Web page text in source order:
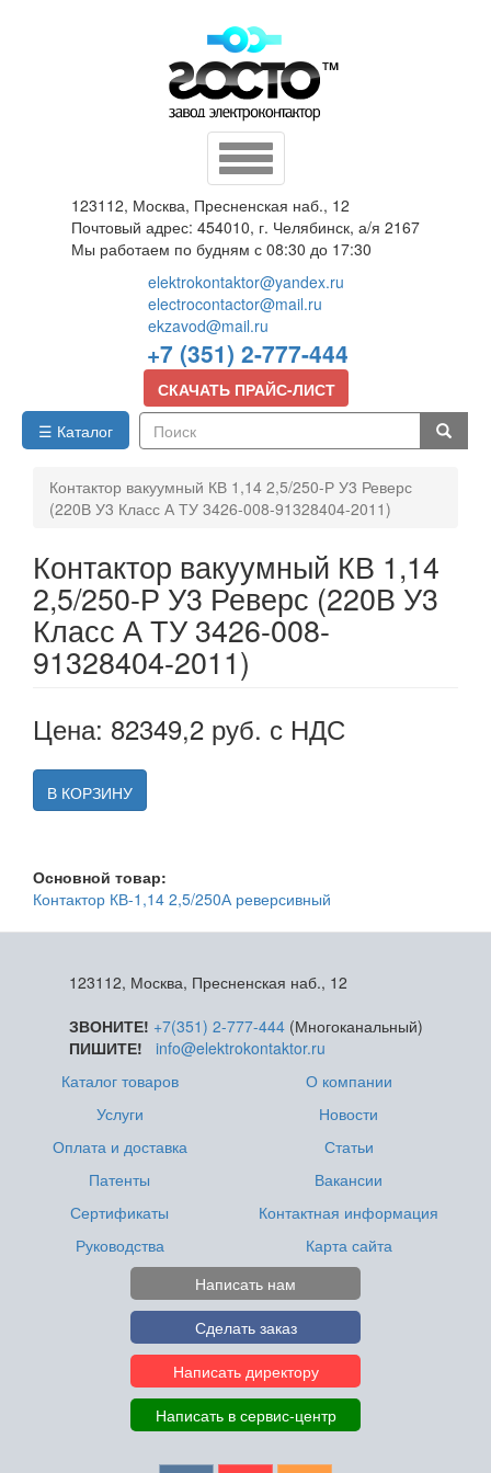
Toggle
navigation
123112, Москва, Пресненская наб., 12
Почтовый адрес: 454010, г. Челябинск, а/я 2167
Мы работаем по будням с 08:30 до 17:30
elektrokontaktor@yandex.ru
electrocontactor@mail.ru
ekzavod@mail.ru
+7 (351) 2-777-444
СКАЧАТЬ ПРАЙС-ЛИСТ
☰ Каталог
Контактор вакуумный КВ 1,14 2,5/250-Р У3 Реверс
(220В У3 Класс А ТУ 3426-008-91328404-2011)
Контактор вакуумный КВ 1,14
2,5/250-Р У3 Реверс (220В У3
Класс А ТУ 3426-008-
91328404-2011)
Цена: 82349,2 руб. с НДС
В КОРЗИНУ
Основной товар:
Контактор КВ-1,14 2,5/250А реверсивный
123112, Москва, Пресненская наб., 12
ЗВОНИТЕ! +7(351) 2-777-444(Многоканальный)
ПИШИТЕ!
info@elektrokontaktor.ru
Каталог товаров
Услуги
Оплата и доставка
Патенты
Сертификаты
Руководства
О компании
Новости
Статьи
Вакансии
Контактная информация
Карта сайта
Написать нам
Сделать заказ
Написать директору
Написать в сервис-центр